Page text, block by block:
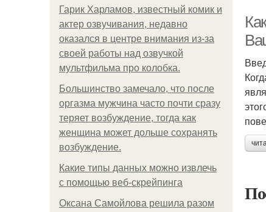
Гарик Харламов, известный комик и
актер озвучивания, недавно
оказался в центре внимания из-за
своей работы над озвучкой
мультфильма про колобка.
Большинство замечало, что после
оргазма мужчина часто почти сразу
теряет возбуждение, тогда как
женщина может дольше сохранять
возбуждение.
Какие типы данных можно извлечь
с помощью веб-скрейпинга
Оксана Самойлова решила разом